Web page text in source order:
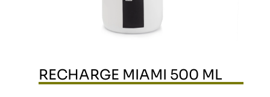
RECHARGE MIAMI 500 ML